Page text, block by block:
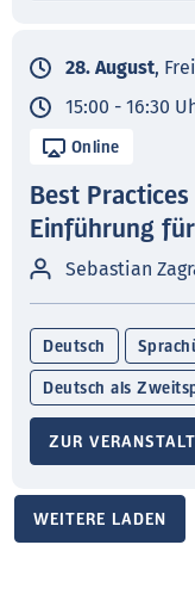
28. August,
15:00 - 16:30
Online
Best
Einführung
Sebastian
Deutsch
Deutsch als
ZUR
WEITERE LADEN